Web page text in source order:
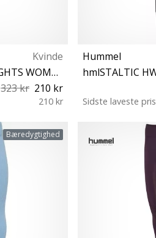
Kvinde
hmlSTALTIC HW POLY TIGHTS WOMAN
323 kr 210 kr
210 kr
Hummel
Sidste laveste pris
Bæredygtighed